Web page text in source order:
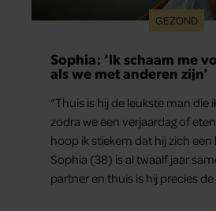
GEZOND
Sophia: ‘Ik schaam me
als we met anderen zijn’
“Thuis is hij de leukste man die
zodra we een verjaardag of
hoop ik stiekem dat hij zich
Sophia (38) is al twaalf jaar
partner en thuis is hij precies